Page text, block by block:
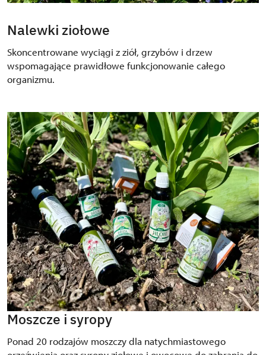
Nalewki ziołowe
Skoncentrowane wyciągi z ziół, grzybów i drzew
wspomagające prawidłowe funkcjonowanie całego
organizmu.
Moszcze i syropy
Ponad 20 rodzajów moszczy dla natychmiastowego